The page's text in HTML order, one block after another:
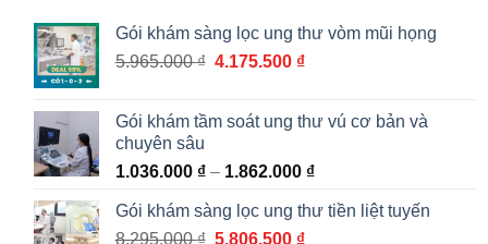
Gói khám sàng lọc ung thư vòm mũi họng
5.965.000₫ Giá
5.965.000 ₫.
4.175.500 ₫Giá
là:
Gói khám tầm soát ung thư vú cơ bản và
chuyên sâu
1.036.000 ₫ – 1.862.000 ₫Khoảng
từ
Gói khám sàng lọc ung thư tiền liệt tuyến
8.295.000₫ Giá
5.806.500 ₫Giá